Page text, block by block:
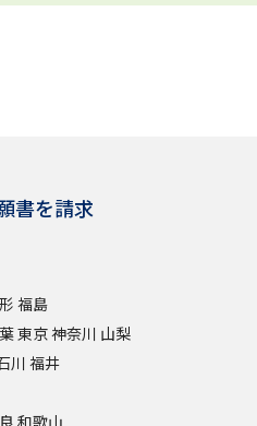
書を請求
福島
東京神奈川 山梨
川 福井